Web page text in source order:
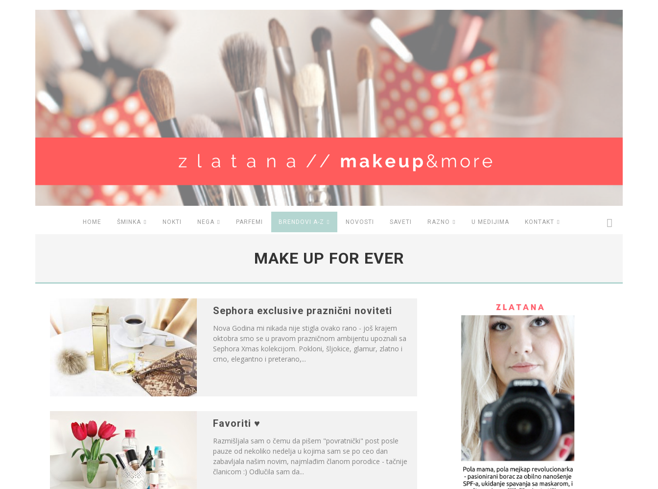
HOME ŠMINKA NOKTI NEGA PARFEMI BRENDOVI A-Z NOVOSTI SAVETI RAZNO U MEDIJIMA KONTAKT
MAKE UP FOR EVER
Sephora exclusive praznični noviteti
Nova Godina mi nikada nije stigla ovako rano - još krajem
oktobra smo se u pravom prazničnom ambijentu upoznali sa
Sephora Xmas kolekcijom. Pokloni, šljokice, glamur, zlatno i
crno, elegantno i preterano,...
Favoriti ♥
Razmišljala sam o čemu da pišem "povratnički" post posle
pauze od nekoliko nedelja u kojima sam se po ceo dan
zabavljala našim novim, najmlađim članom porodice - tačnije
članicom :) Odlučila sam da...